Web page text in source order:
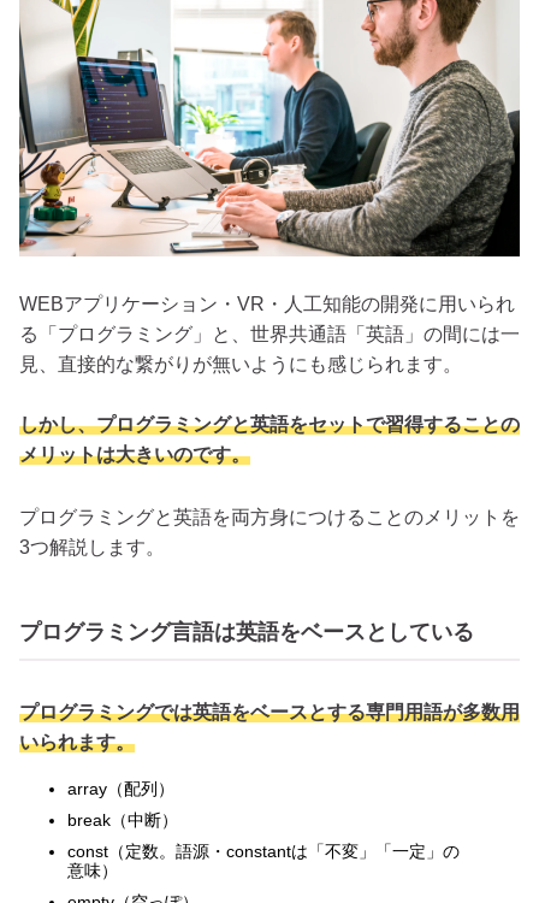
WEBアプリケーション・VR・人工知能の開発に用いられ
る「プログラミング」と、世界共通語「英語」の間には一
見、直接的な繋がりが無いようにも感じられます。
しかし、プログラミングと英語をセットで習得することの
メリットは大きいのです。
プログラミングと英語を両方身につけることのメリットを
3つ解説します。
プログラミング言語は英語をベースとしている
プログラミングでは英語をベースとする専門用語が多数用
いられます。
array（配列）
break（中断）
const（定数。語源・constantは「不変」「一定」の
意味）